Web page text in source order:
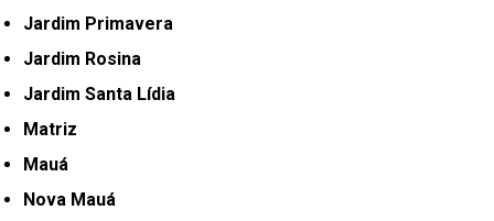
Jardim Primavera
Jardim Rosina
Jardim Santa Lídia
Matriz
Mauá
Nova Mauá